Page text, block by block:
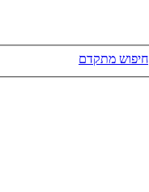
חיפוש מתקדם